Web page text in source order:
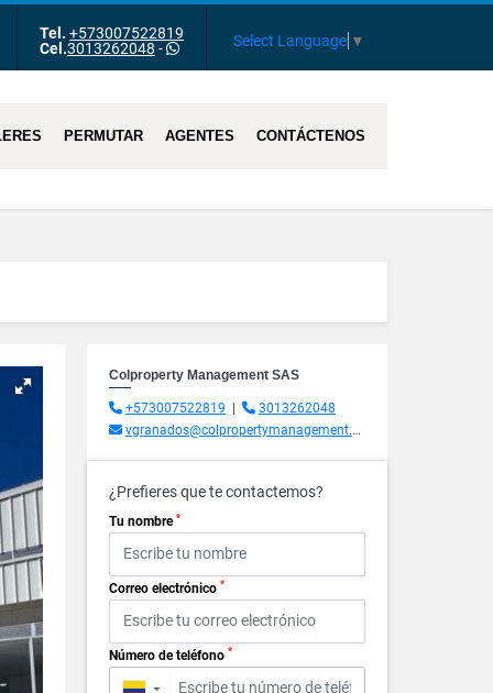
Tel. +573007522819
Cel.3013262048 - Select Language ▼
PERMUTAR AGENTES CONTÁCTENOS
Colproperty Management SAS
+573007522819
3013262048
vgranados@colpropertymanagement.com.co
¿Prefieres que te contactemos?
Tu nombre *
Correo electrónico *
Número de teléfono *
▼